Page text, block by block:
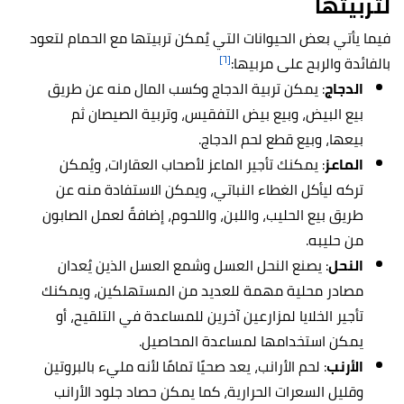
فيما يأتي بعض الحيوانات التي يُمكن تربيتها مع الحمام لتعود
بالفائدة والربح على مربيها:[٦]
الدجاج: يمكن تربية الدجاج وكسب المال منه عن طريق
بيع البيض، وبيع بيض التفقيس، وتربية الصيصان ثم
بيعها، وبيع قطع لحم الدجاج.
الماعز: يمكنك تأجير الماعز لأصحاب العقارات، ويُمكن
تركه ليأكل الغطاء النباتي، ويمكن الاستفادة منه عن
طريق بيع الحليب، واللبن، واللحوم، إضافةً لعمل الصابون
من حليبه.
النحل: يصنع النحل العسل وشمع العسل الذين يُعدان
مصادر محلية مهمة للعديد من المستهلكين، ويمكنك
تأجير الخلايا لمزارعين آخرين للمساعدة في التلقيح، أو
يمكن استخدامها لمساعدة المحاصيل.
الأرنب: لحم الأرانب، يعد صحيًا تمامًا لأنه مليء بالبروتين
وقليل السعرات الحرارية، كما يمكن حصاد جلود الأرانب